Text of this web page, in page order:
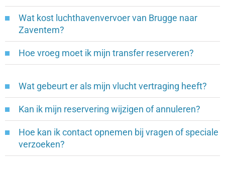
Wat kost luchthavenvervoer van Brugge naar
Zaventem?
Hoe vroeg moet ik mijn transfer reserveren?
Wat gebeurt er als mijn vlucht vertraging heeft?
Kan ik mijn reservering wijzigen of annuleren?
Hoe kan ik contact opnemen bij vragen of speciale
verzoeken?